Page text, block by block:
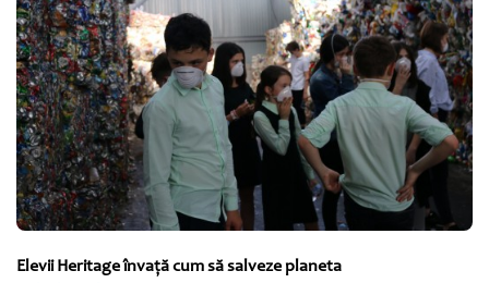
Elevii Heritage învaţă cum să salveze planeta